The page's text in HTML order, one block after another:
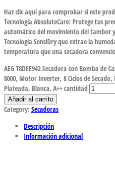
Haz clic aquí para comprobar si este
Tecnología AbsoluteCare: Protege tus
automático del movimiento del tambor
Tecnología SensiDry que extrae la
temperatura que una secadora
AEG T8DEE942 Secadora con Bomba de
8000, Motor Inverter, 8 Ciclos de
Plateada, Blanca, A++ cantidad
Añadir al carrito
Category: Secadoras
Descripción
Información adicional